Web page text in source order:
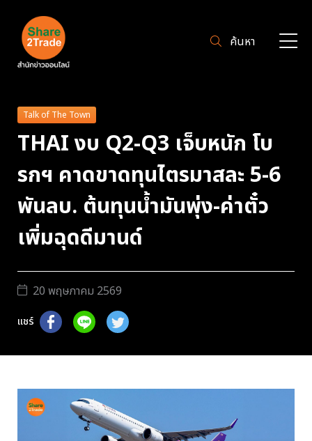
ค้นหา
Talk of The Town
THAI งบ Q2-Q3 เจ็บหนัก โบ
รกฯ คาดขาดทุนไตรมาสละ 5-6
พันลบ. ต้นทุนน้ำมันพุ่ง-ค่าตั๋ว
เพิ่มฉุดดีมานด์
20 พฤษภาคม 2569
แชร์